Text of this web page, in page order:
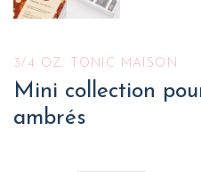
3/4 OZ. TONIC MAISON
Mini collection
ambrés